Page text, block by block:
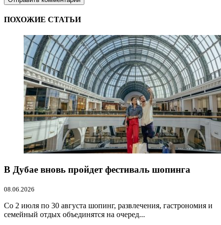
ПОХОЖИЕ СТАТЬИ
В Дубае вновь пройдет фестиваль шопинга
08.06.2026
Со 2 июля по 30 августа шопинг, развлечения, гастрономия и
семейный отдых объединятся на очеред...